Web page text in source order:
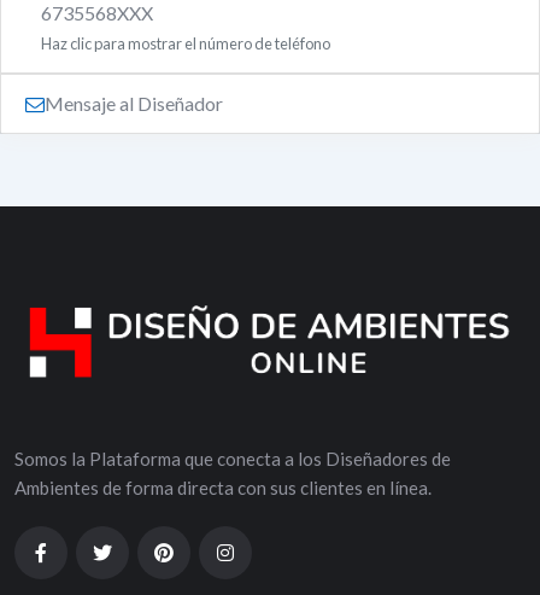
6735568XXX
Haz clic para mostrar el número de teléfono
Mensaje al Diseñador
Somos la Plataforma que conecta a los Diseñadores de
Ambientes de forma directa con sus clientes en línea.